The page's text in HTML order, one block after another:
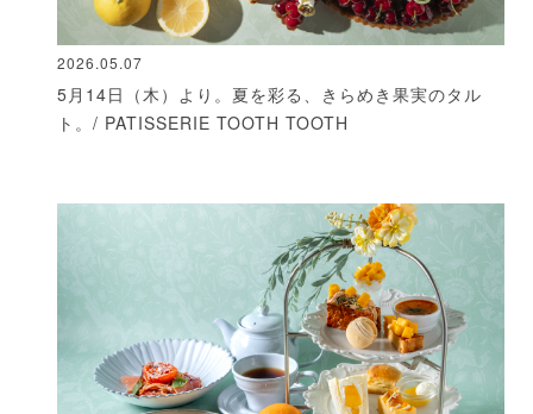
2026.05.07
5月14日（木）より。夏を彩る、きらめき果実のタル
ト。/ PATISSERIE TOOTH TOOTH